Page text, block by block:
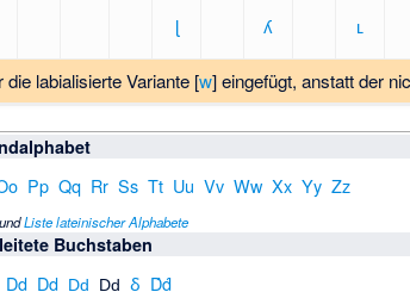
ɭ ʎ ʟ
die labialisierte Variante [w] eingefügt, anstatt der
Pp Qq Rr Ss Tt Uu Vv Ww Xx Yy Zz
Liste lateinischer Alphabete
Buchstaben
Ḍḍ Ḏḏ Ḑḑ Ḓḓ ẟ D́d́